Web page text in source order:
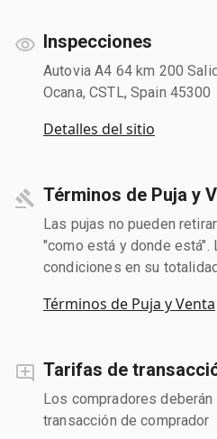
Inspecciones
Autovia A4 64 km 200
Ocana, CSTL, Spain 45300
Detalles del sitio
Términos de Puja y
Las pujas no pueden
"como está y donde
condiciones en su
Términos de Puja y Venta
Tarifas de
Los compradores deberán
transacción de comprador